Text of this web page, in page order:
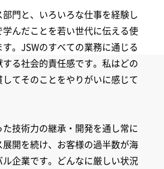
門と、いろいろな仕事を経験し
んだことを若い世代に伝える使
。JSWのすべての業務に通じる
る社会的責任感です。私はどの
てそのことをやりがいに感じて
技術力の継承・開発を通し常に
開を続け、お客様の過半数が海
企業です。どんなに厳しい状況